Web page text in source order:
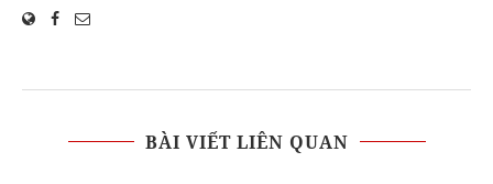
BÀI VIẾT LIÊN QUAN